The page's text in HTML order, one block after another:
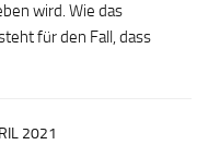
wird. Wie das
für den Fall, dass
2021